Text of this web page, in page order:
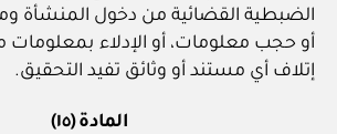
الضبطية القضائية من دخول المنشأة
أو حجب معلومات، أو الإدلاء بمعلومات
إتلاف أي مستند أو وثائق تفيد التحقيق.
المادة (١٥)